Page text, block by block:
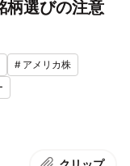
選びの注意
# アメリカ株